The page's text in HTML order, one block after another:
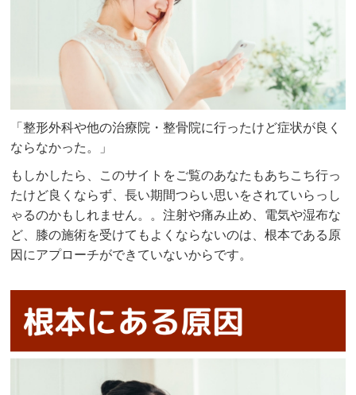
「整形外科や他の治療院・整骨院に行ったけど症状が良く
ならなかった。」
もしかしたら、このサイトをご覧のあなたもあちこち行っ
たけど良くならず、長い期間つらい思いをされていらっし
ゃるのかもしれません。。注射や痛み止め、電気や湿布な
ど、膝の施術を受けてもよくならないのは、根本である原
因にアプローチができていないからです。